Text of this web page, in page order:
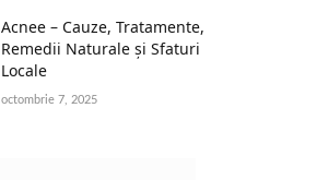
Acnee – Cauze, Tratamente,
Remedii Naturale și Sfaturi
Locale
octombrie 7, 2025